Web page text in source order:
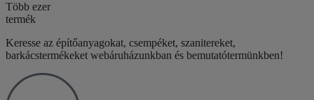
Több ezer
termék
Keresse az építőanyagokat, csempéket, szanitereket,
barkácstermékeket webáruházunkban és bemutatótermünkben!